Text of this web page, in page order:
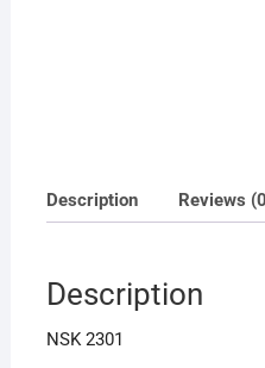
Description Reviews
Description
NSK 2301